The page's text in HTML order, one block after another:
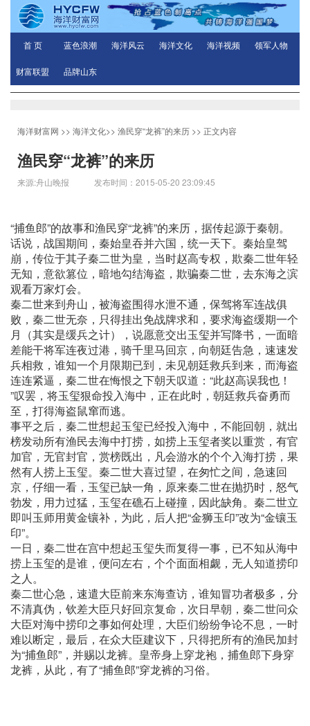
首 页 蓝色浪潮 海洋风云 海洋文化 海洋视频 领军人物
财富联盟 品牌山东
海洋财富网 >> 海洋文化>> 渔民穿“龙裤”的来历 >> 正文内容
渔民穿“龙裤”的来历
来源:舟山晚报 发布时间：2015-05-20 23:09:45
“捕鱼郎”的故事和渔民穿“龙裤”的来历，据传起源于秦朝。
话说，战国期间，秦始皇吞并六国，统一天下。秦始皇驾
崩，传位于其子秦二世为皇，当时赵高专权，欺秦二世年轻
无知，意欲篡位，暗地勾结海盗，欺骗秦二世，去东海之滨
观看万家灯会。
秦二世来到舟山，被海盗围得水泄不通，保驾将军连战俱
败，秦二世无奈，只得挂出免战牌求和，要求海盗缓期一个
月（其实是缓兵之计），说愿意交出玉玺并写降书，一面暗
差能干将军连夜过港，骑千里马回京，向朝廷告急，速速发
兵相救，谁知一个月限期已到，未见朝廷救兵到来，而海盗
连连紧逼，秦二世在悔恨之下朝天叹道：“此赵高误我也！
”叹罢，将玉玺狠命投入海中，正在此时，朝廷救兵奋勇而
至，打得海盗鼠窜而逃。
事平之后，秦二世想起玉玺已经投入海中，不能回朝，就出
榜发动所有渔民去海中打捞，如捞上玉玺者奖以重赏，有官
加官，无官封官，赏榜既出，凡会游水的个个入海打捞，果
然有人捞上玉玺。秦二世大喜过望，在匆忙之间，急速回
京，仔细一看，玉玺已缺一角，原来秦二世在抛扔时，怒气
勃发，用力过猛，玉玺在礁石上碰撞，因此缺角。秦二世立
即叫玉师用黄金镶补，为此，后人把“金狮玉印”改为“金镶玉
印”。
一日，秦二世在宫中想起玉玺失而复得一事，已不知从海中
捞上玉玺的是谁，便问左右，个个面面相觑，无人知道捞印
之人。
秦二世心急，速遣大臣前来东海查访，谁知冒功者极多，分
不清真伪，钦差大臣只好回京复命，次日早朝，秦二世问众
大臣对海中捞印之事如何处理，大臣们纷纷争论不息，一时
难以断定，最后，在众大臣建议下，只得把所有的渔民加封
为“捕鱼郎”，并赐以龙裤。皇帝身上穿龙袍，捕鱼郎下身穿
龙裤，从此，有了“捕鱼郎”穿龙裤的习俗。